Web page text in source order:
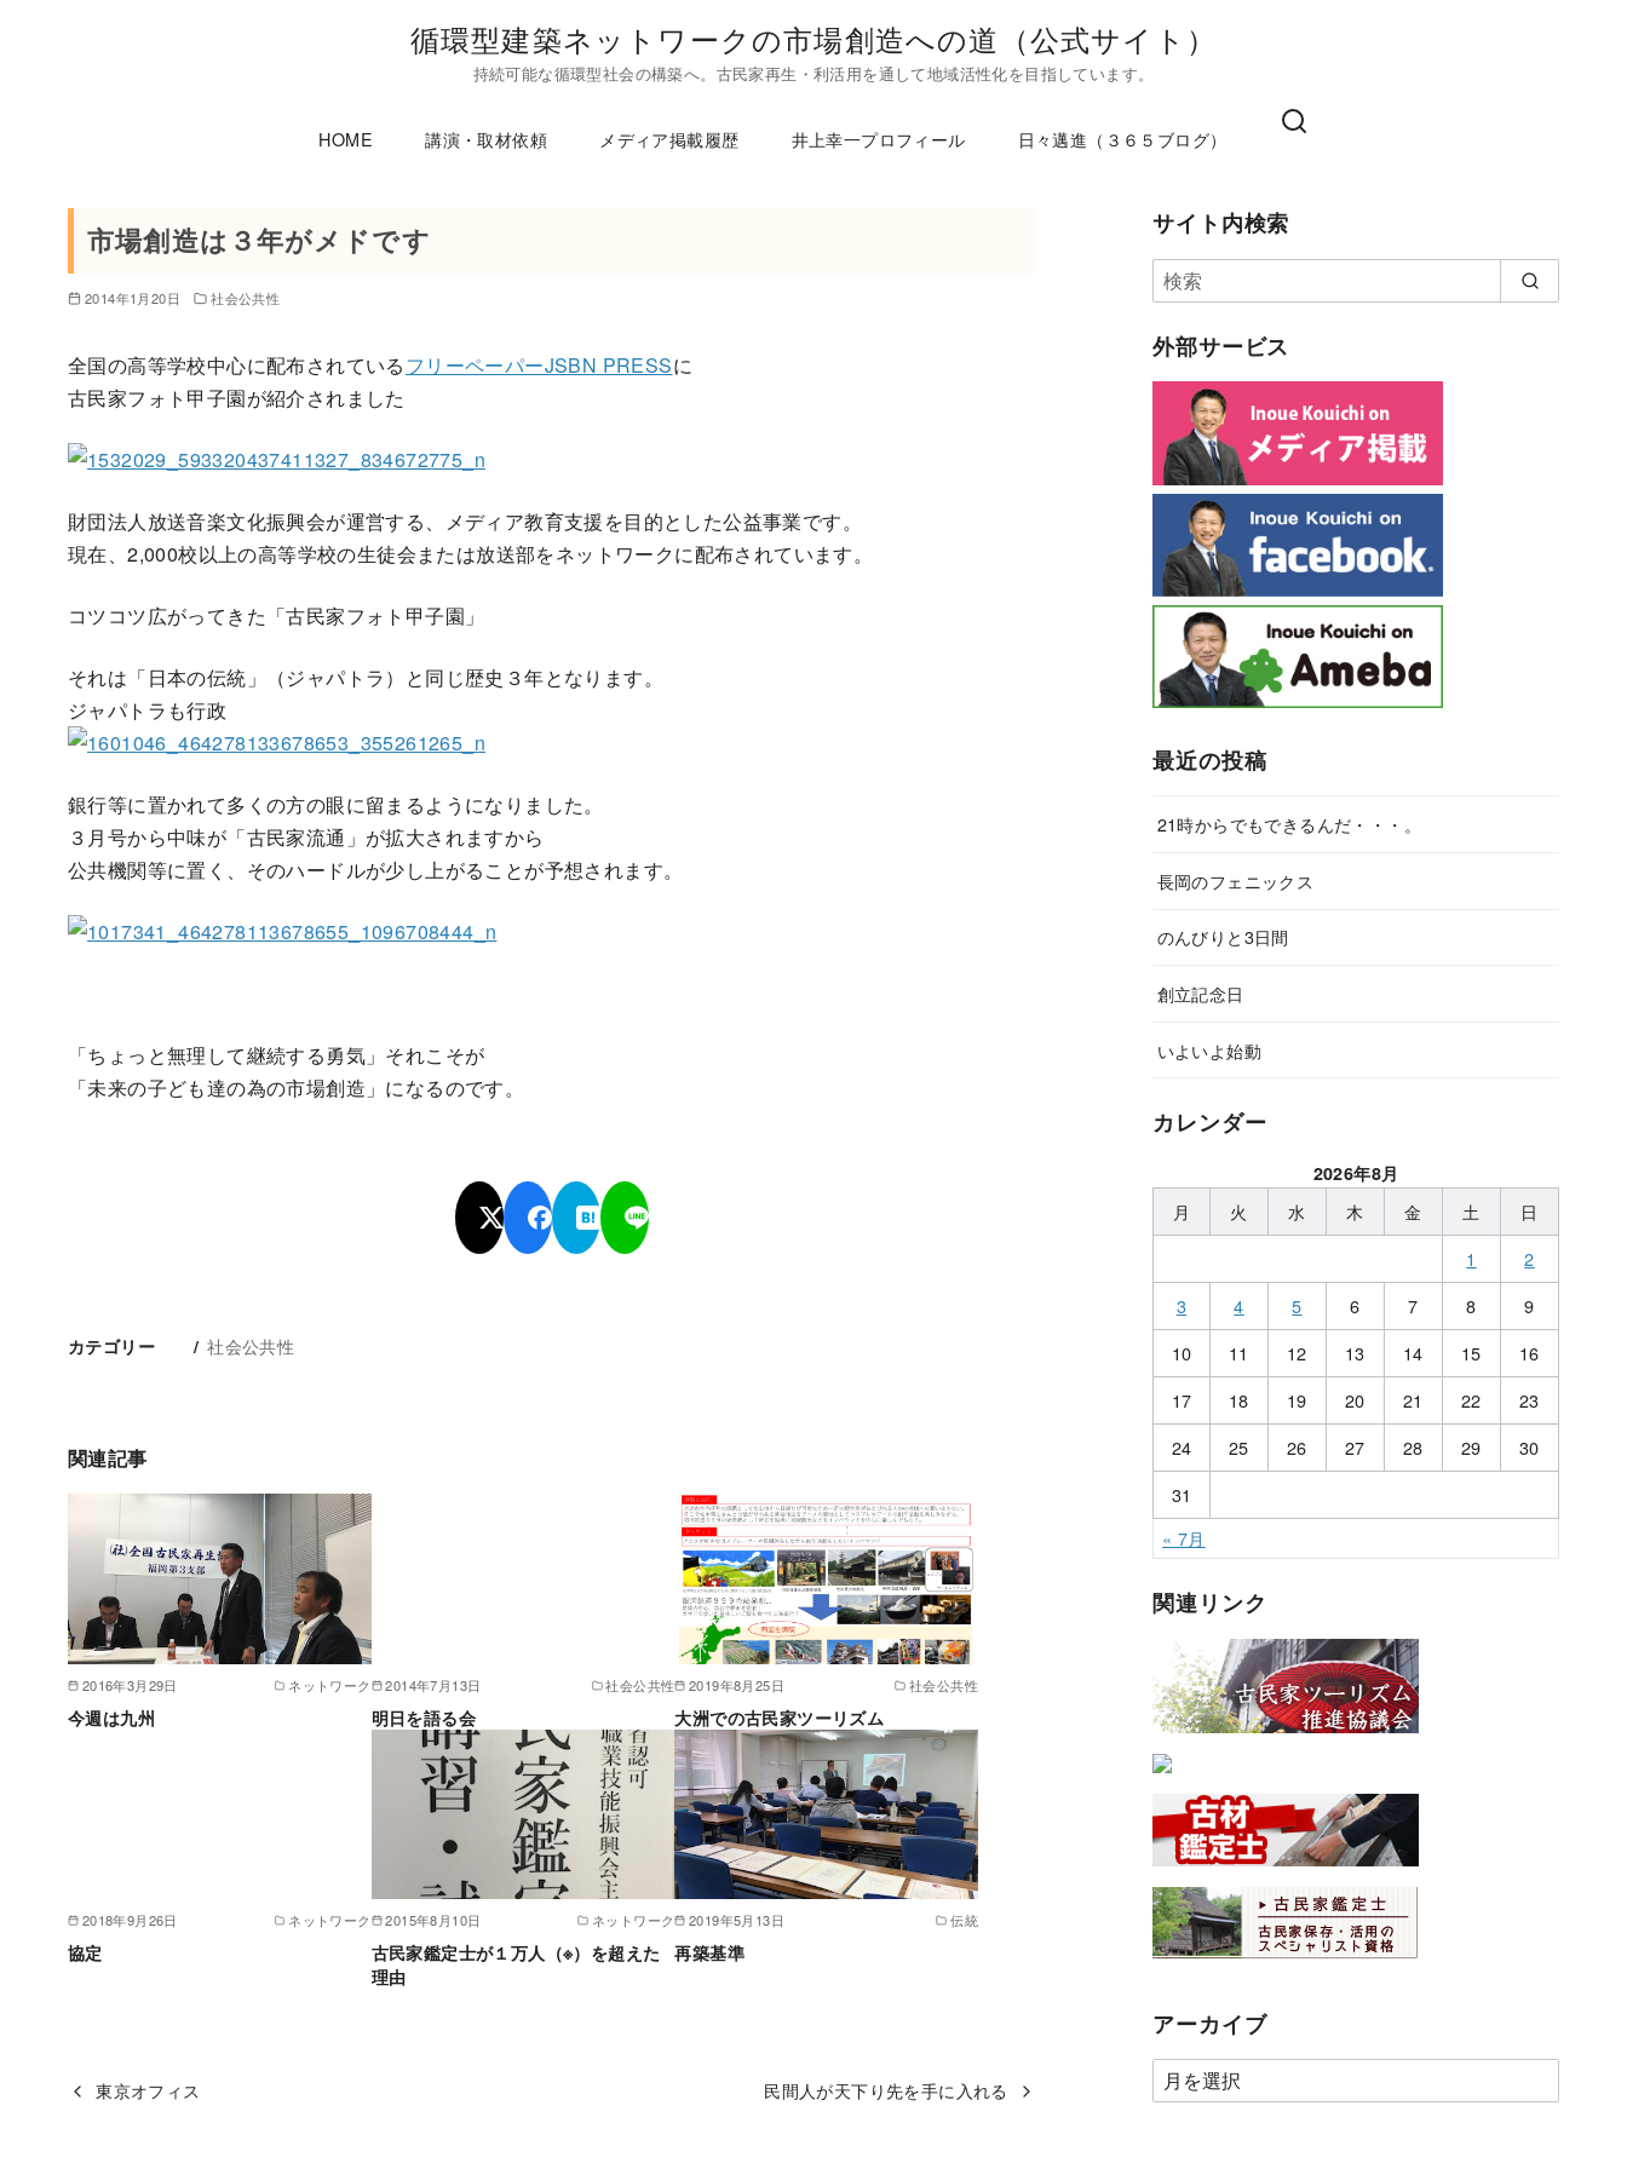
循環型建築ネットワークの市場創造への道（公式サイト）
持続可能な循環型社会の構築へ。古民家再生・利活用を通して地域活性化を目指しています。
HOME 講演・取材依頼 メディア掲載履歴 井上幸一プロフィール 日々邁進（３６５ブログ）
市場創造は３年がメドです
2014年1月20日 社会公共性
全国の高等学校中心に配布されているフリーペーパーJSBN PRESSに
古民家フォト甲子園が紹介されました
財団法人放送音楽文化振興会が運営する、メディア教育支援を目的とした公益事業です。
現在、2,000校以上の高等学校の生徒会または放送部をネットワークに配布されています。
コツコツ広がってきた「古民家フォト甲子園」
それは「日本の伝統」（ジャパトラ）と同じ歴史３年となります。
ジャパトラも行政
銀行等に置かれて多くの方の眼に留まるようになりました。
３月号から中味が「古民家流通」が拡大されますから
公共機関等に置く、そのハードルが少し上がることが予想されます。
「ちょっと無理して継続する勇気」それこそが
「未来の子ども達の為の市場創造」になるのです。
カテゴリー 社会公共性
関連記事
2016年3月29日 ネットワーク
今週は九州
2014年7月13日 社会公共性
明日を語る会
2019年8月25日 社会公共性
大洲での古民家ツーリズム
2018年9月26日 ネットワーク
協定
2015年8月10日 ネットワーク
古民家鑑定士が１万人（※）を超えた
理由
2019年5月13日 伝統
再築基準
東京オフィス 民間人が天下り先を手に入れる
サイト内検索
外部サービス
最近の投稿
21時からでもできるんだ・・・。
長岡のフェニックス
のんびりと3日間
創立記念日
いよいよ始動
カレンダー
2026年8月
月 火 水 木 金 土
日
1
2
3
4 5 6 7 8
9
10
11 12 13 14 15
16
17
18 19 20 21 22
23
24
25 26 27 28 29
30
31
« 7月
関連リンク
アーカイブ
ア
ー